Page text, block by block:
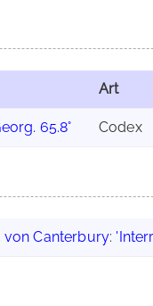
Art
65.8° Codex
von Canterbury: